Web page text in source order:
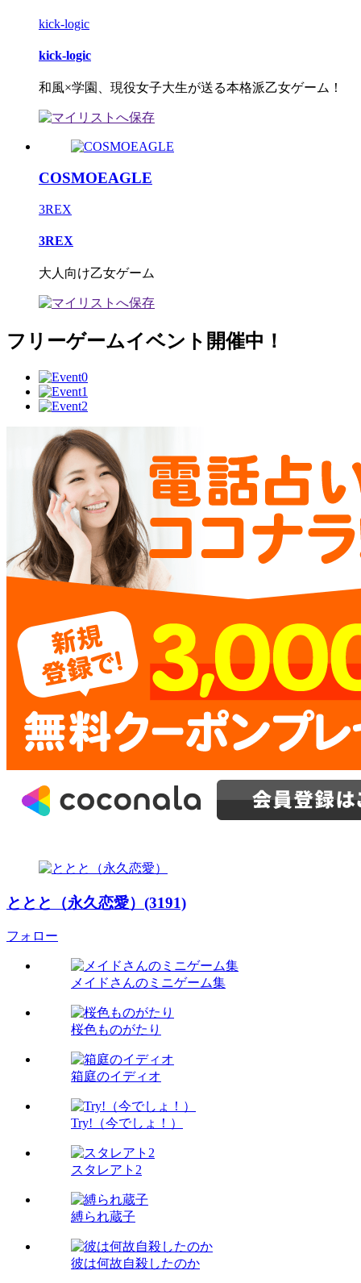
kick-logic
kick-logic
和風×学園、現役女子大生が送る本格派乙女ゲーム！
COSMOEAGLE
3REX
3REX
大人向け乙女ゲーム
フリーゲームイベント開催中！
ととと（永久恋愛）(3191)
フォロー
メイドさんのミニゲーム集
桜色ものがたり
箱庭のイディオ
Try!（今でしょ！）
スタレアト2
縛られ蔵子
彼は何故自殺したのか